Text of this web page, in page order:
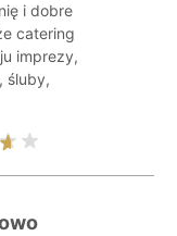
i dobre
catering
imprezy,
śluby,